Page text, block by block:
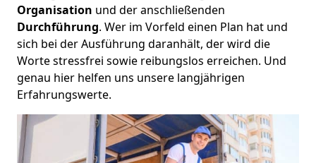
Organisation und der anschließenden
Durchführung. Wer im Vorfeld einen Plan hat und
sich bei der Ausführung daranhält, der wird die
Worte stressfrei sowie reibungslos erreichen. Und
genau hier helfen uns unsere langjährigen
Erfahrungswerte.